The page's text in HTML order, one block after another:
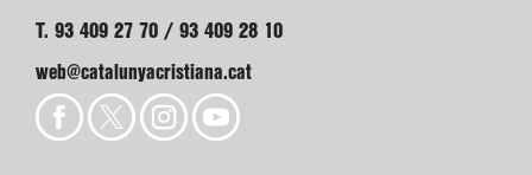
T. 93 409 27 70 / 93 409 28 10
web@catalunyacristiana.cat